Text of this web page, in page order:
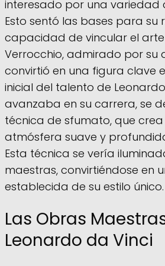
interesado por una variedad
Esto sentó las bases para su
capacidad de vincular el
Verrocchio, admirado por su
convirtió en una figura clave
inicial del talento de
avanzaba en su carrera, se
técnica de sfumato, que
atmósfera suave y
Esta técnica se vería
maestras, convirtiéndose en
establecida de su estilo único.
Las Obras
Leonardo da Vinci